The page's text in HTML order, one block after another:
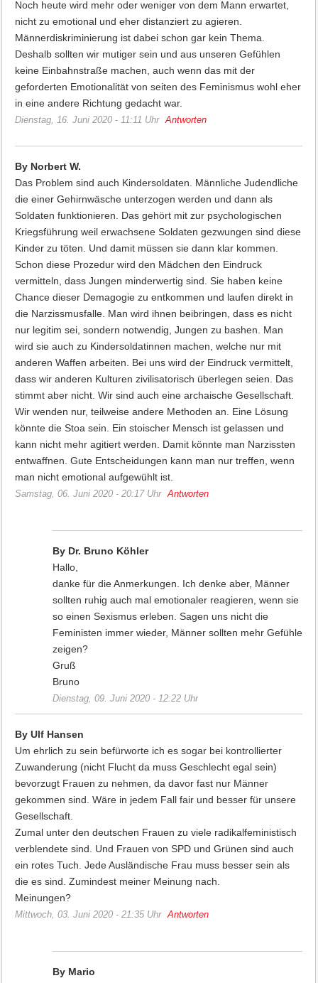
Noch heute wird mehr oder weniger von dem Mann erwartet,
nicht zu emotional und eher distanziert zu agieren.
Männerdiskriminierung ist dabei schon gar kein Thema.
Deshalb sollten wir mutiger sein und aus unseren Gefühlen
keine Einbahnstraße machen, auch wenn das mit der
geforderten Emotionalität von seiten des Feminismus wohl eher
in eine andere Richtung gedacht war.
Dienstag, 16. Juni 2020 - 11:11 Uhr Antworten
By Norbert W.
Das Problem sind auch Kindersoldaten. Männliche Judendliche
die einer Gehirnwäsche unterzogen werden und dann als
Soldaten funktionieren. Das gehört mit zur psychologischen
Kriegsführung weil erwachsene Soldaten gezwungen sind diese
Kinder zu töten. Und damit müssen sie dann klar kommen.
Schon diese Prozedur wird den Mädchen den Eindruck
vermitteln, dass Jungen minderwertig sind. Sie haben keine
Chance dieser Demagogie zu entkommen und laufen direkt in
die Narzissmusfalle. Man wird ihnen beibringen, dass es nicht
nur legitim sei, sondern notwendig, Jungen zu bashen. Man
wird sie auch zu Kindersoldatinnen machen, welche nur mit
anderen Waffen arbeiten. Bei uns wird der Eindruck vermittelt,
dass wir anderen Kulturen zivilisatorisch überlegen seien. Das
stimmt aber nicht. Wir sind auch eine archaische Gesellschaft.
Wir wenden nur, teilweise andere Methoden an. Eine Lösung
könnte die Stoa sein. Ein stoischer Mensch ist gelassen und
kann nicht mehr agitiert werden. Damit könnte man Narzissten
entwaffnen. Gute Entscheidungen kann man nur treffen, wenn
man nicht emotional aufgewühlt ist.
Samstag, 06. Juni 2020 - 20:17 Uhr Antworten
By Dr. Bruno Köhler
Hallo,
danke für die Anmerkungen. Ich denke aber, Männer
sollten ruhig auch mal emotionaler reagieren, wenn sie
so einen Sexismus erleben. Sagen uns nicht die
Feministen immer wieder, Männer sollten mehr Gefühle
zeigen?
Gruß
Bruno
Dienstag, 09. Juni 2020 - 12:22 Uhr
By Ulf Hansen
Um ehrlich zu sein befürworte ich es sogar bei kontrollierter
Zuwanderung (nicht Flucht da muss Geschlecht egal sein)
bevorzugt Frauen zu nehmen, da davor fast nur Männer
gekommen sind. Wäre in jedem Fall fair und besser für unsere
Gesellschaft.
Zumal unter den deutschen Frauen zu viele radikalfeministisch
verblendete sind. Und Frauen von SPD und Grünen sind auch
ein rotes Tuch. Jede Ausländische Frau muss besser sein als
die es sind. Zumindest meiner Meinung nach.
Meinungen?
Mittwoch, 03. Juni 2020 - 21:35 Uhr Antworten
By Mario